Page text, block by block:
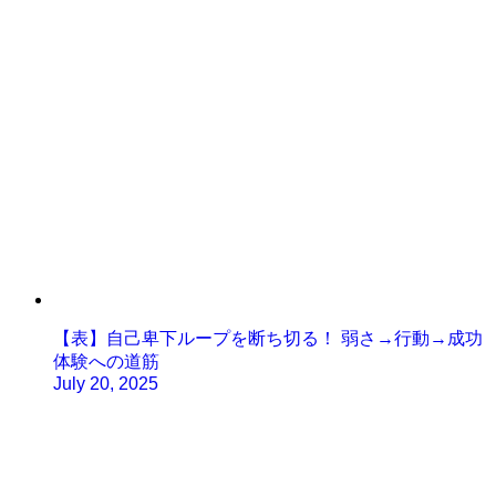
【表】自己卑下ループを断ち切る！ 弱さ→行動→成功
体験への道筋
July 20, 2025